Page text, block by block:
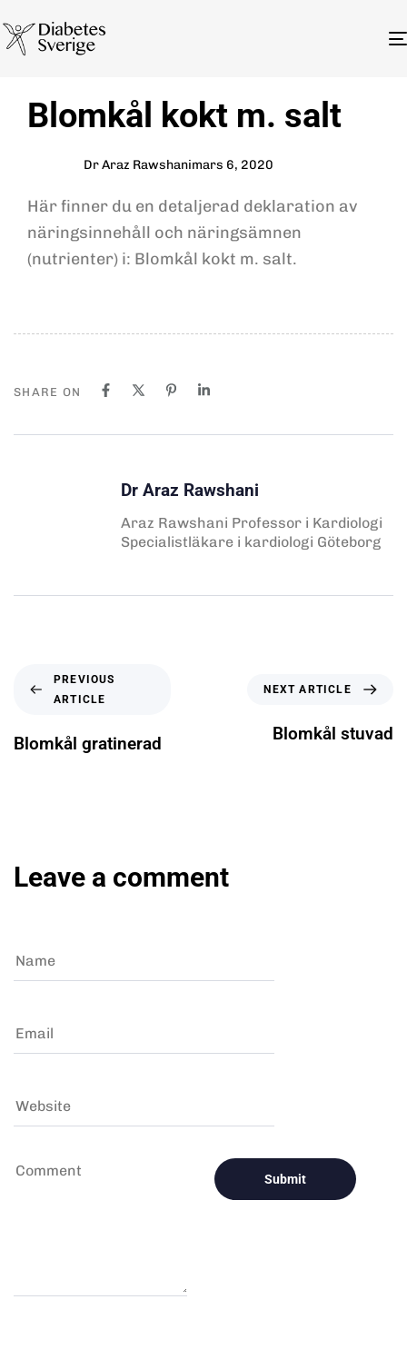
IN:
Blomkål kokt m. salt
Dr Araz Rawshani
on:
mars 6, 2020
Här finner du en detaljerad deklaration av
näringsinnehåll och näringsämnen
(nutrienter) i: Blomkål kokt m. salt.
SHARE ON
Dr Araz Rawshani
Araz Rawshani Professor i Kardiologi
Specialistläkare i kardiologi Göteborg
PREVIOUS
ARTICLE
Blomkål gratinerad
NEXT ARTICLE
Blomkål stuvad
Leave a comment